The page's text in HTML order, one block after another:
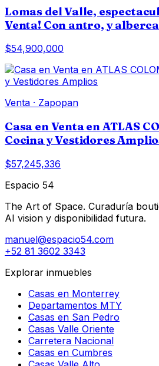
Lomas del Valle,
Venta! Con antro, y alberca
$54,900,000
Venta · Zapopan
Casa en Venta en ATLAS
Cocina y Vestidores
$57,245,336
Espacio 54
The Art of Space. Curaduría
AI vision y disponibilidad futura.
manuel@espacio54.com
+52 81 3602 3343
Explorar inmuebles
Casas en Monterrey
Departamentos MTY
Casas en San Pedro
Casas Valle Oriente
Carretera Nacional
Casas en Cumbres